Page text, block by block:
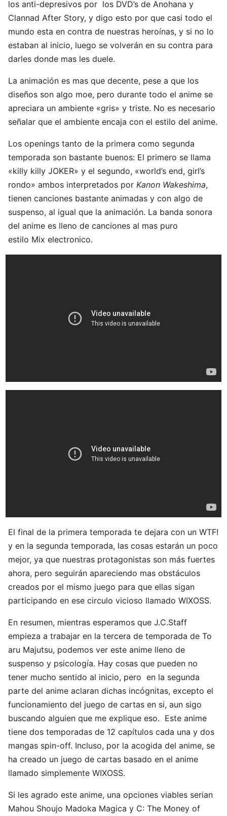
los anti-depresivos por los DVD’s de Anohana y
Clannad After Story, y digo esto por que casi todo el
mundo esta en contra de nuestras heroínas, y si no lo
estaban al inicio, luego se volverán en su contra para
darles donde mas les duele.
La animación es mas que decente, pese a que los
diseños son algo moe, pero durante todo el anime se
apreciara un ambiente «gris» y triste. No es necesario
señalar que el ambiente encaja con el estilo del anime.
Los openings tanto de la primera como segunda
temporada son bastante buenos: El primero se llama
«killy killy JOKER» y el segundo, «world’s end, girl’s
rondo» ambos interpretados por Kanon Wakeshima,
tienen canciones bastante animadas y con algo de
suspenso, al igual que la animación. La banda sonora
del anime es lleno de canciones al mas puro
estilo Mix electronico.
El final de la primera temporada te dejara con un WTF!
y en la segunda temporada, las cosas estarán un poco
mejor, ya que nuestras protagonistas son más fuertes
ahora, pero seguirán apareciendo mas obstáculos
creados por el mismo juego para que ellas sigan
participando en ese circulo vicioso llamado WIXOSS.
En resumen, mientras esperamos que J.C.Staff
empieza a trabajar en la tercera de temporada de To
aru Majutsu, podemos ver este anime lleno de
suspenso y psicología. Hay cosas que pueden no
tener mucho sentido al inicio, pero en la segunda
parte del anime aclaran dichas incógnitas, excepto el
funcionamiento del juego de cartas en si, aun sigo
buscando alguien que me explique eso. Este anime
tiene dos temporadas de 12 capítulos cada una y dos
mangas spin-off. Incluso, por la acogida del anime, se
ha creado un juego de cartas basado en el anime
llamado simplemente WIXOSS.
Si les agrado este anime, una opciones viables serian
Mahou Shoujo Madoka Magica y C: The Money of